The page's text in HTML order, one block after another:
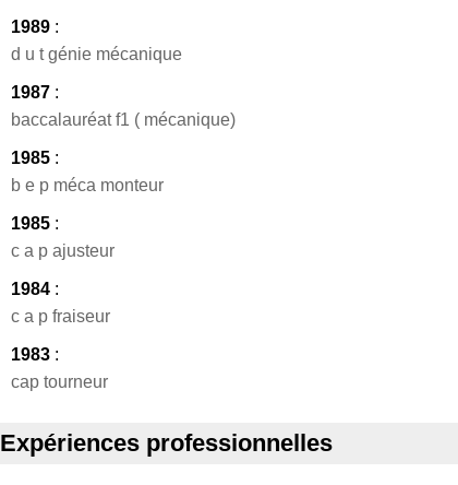
1989 :
d u t génie mécanique
1987 :
baccalauréat f1 ( mécanique)
1985 :
b e p méca monteur
1985 :
c a p ajusteur
1984 :
c a p fraiseur
1983 :
cap tourneur
Expériences professionnelles